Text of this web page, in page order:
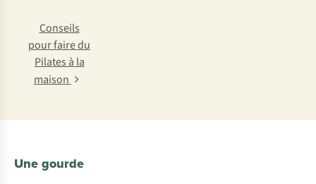
Conseils
pour faire du
Pilates à la
maison
Une gourde